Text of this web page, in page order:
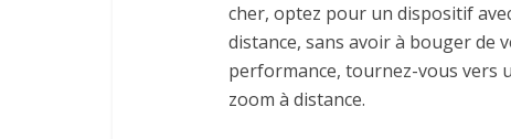
cher, optez pour un dispositif
distance, sans avoir à bouger de
performance, tournez-vous vers
zoom à distance.